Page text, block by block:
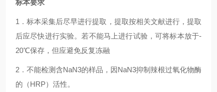
标本要求
1．标本采集后尽早进行提取，提取按相关文献进行，提取
后应尽快进行实验。若不能马上进行试验，可将标本放于-
20℃保存，但应避免反复冻融
2．不能检测含NaN3的样品，因NaN3抑制辣根过氧化物酶
的（HRP）活性。